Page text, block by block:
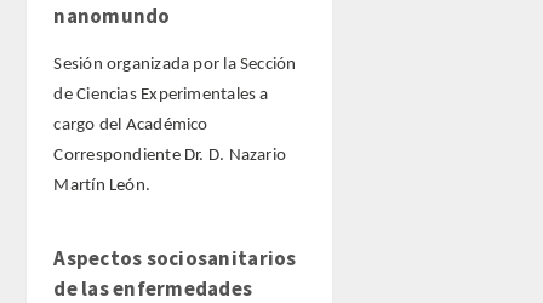
nanomundo
Sesión organizada por la Sección
de Ciencias Experimentales a
cargo del Académico
Correspondiente Dr. D. Nazario
Martín León.
Aspectos sociosanitarios
de las enfermedades